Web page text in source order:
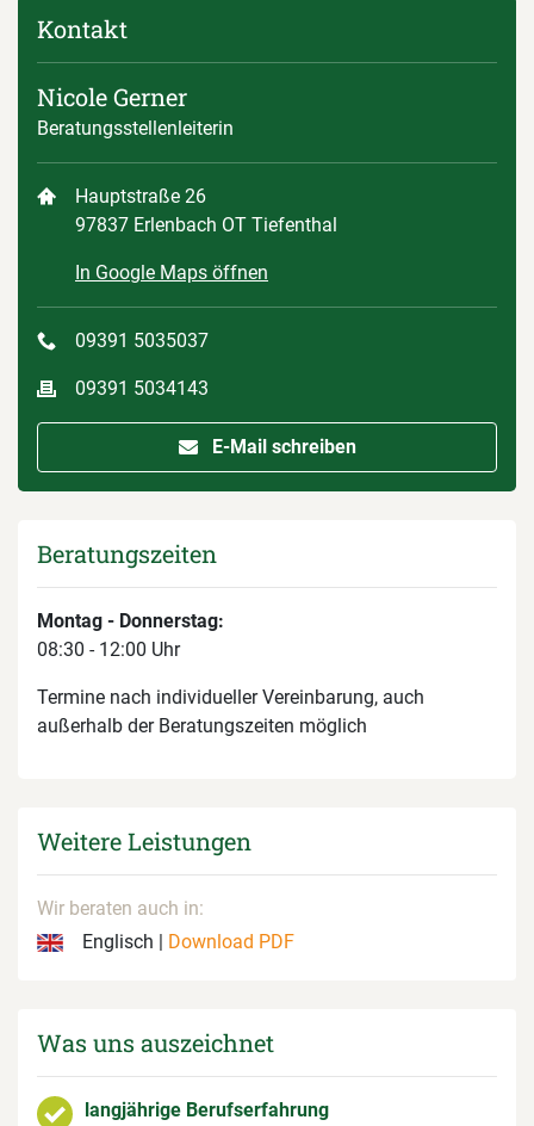
Kontakt
Nicole Gerner
Beratungsstellenleiterin
Hauptstraße 26
97837 Erlenbach OT Tiefenthal
In Google Maps öffnen
09391 5035037
09391 5034143
E-Mail schreiben
Beratungszeiten
Montag - Donnerstag:
08:30 - 12:00 Uhr
Termine nach individueller Vereinbarung, auch
außerhalb der Beratungszeiten möglich
Weitere Leistungen
Wir beraten auch in:
Englisch |
Download PDF
Was uns auszeichnet
langjährige Berufserfahrung